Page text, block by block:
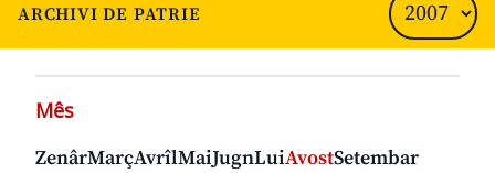
ARCHIVI DE PATRIE
Mês
ZenârMarçAvrîlMaiJugnLuiAvostSetembar